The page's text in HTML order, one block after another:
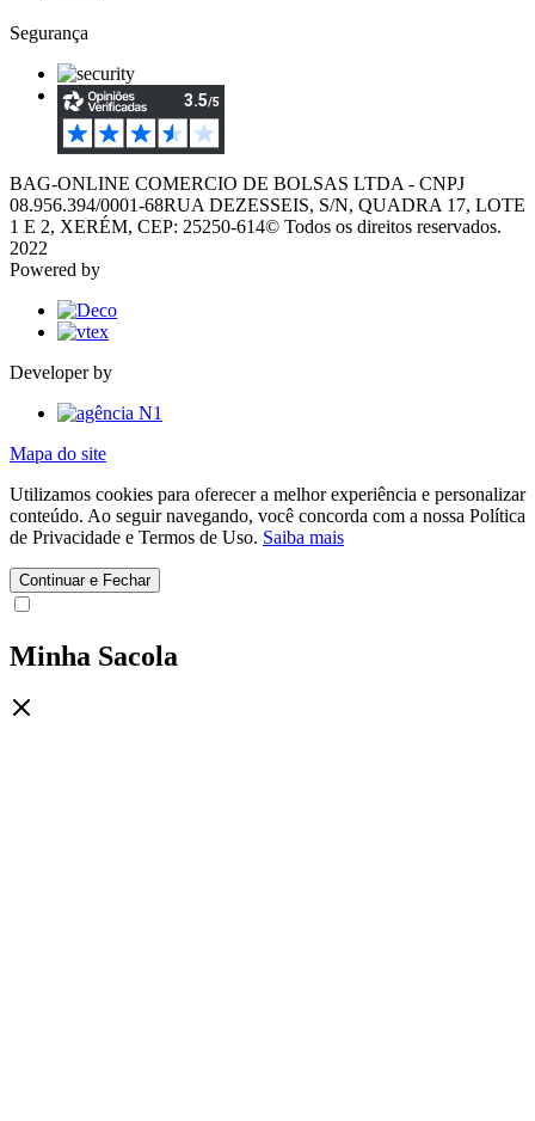
Segurança
BAG-ONLINE COMERCIO DE BOLSAS LTDA - CNPJ
08.956.394/0001-68RUA DEZESSEIS, S/N, QUADRA 17, LOTE
1 E 2, XERÉM, CEP: 25250-614© Todos os direitos reservados.
2022
Powered by
Developer by
Mapa do site
Utilizamos cookies para oferecer a melhor experiência e personalizar
conteúdo. Ao seguir navegando, você concorda com a nossa Política
de Privacidade e Termos de Uso. Saiba mais
Continuar e Fechar
Minha Sacola